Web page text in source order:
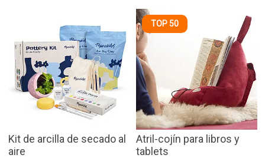
Kit de arcilla de secado al
aire
TOP 50
Atril-cojín para libros y
tablets